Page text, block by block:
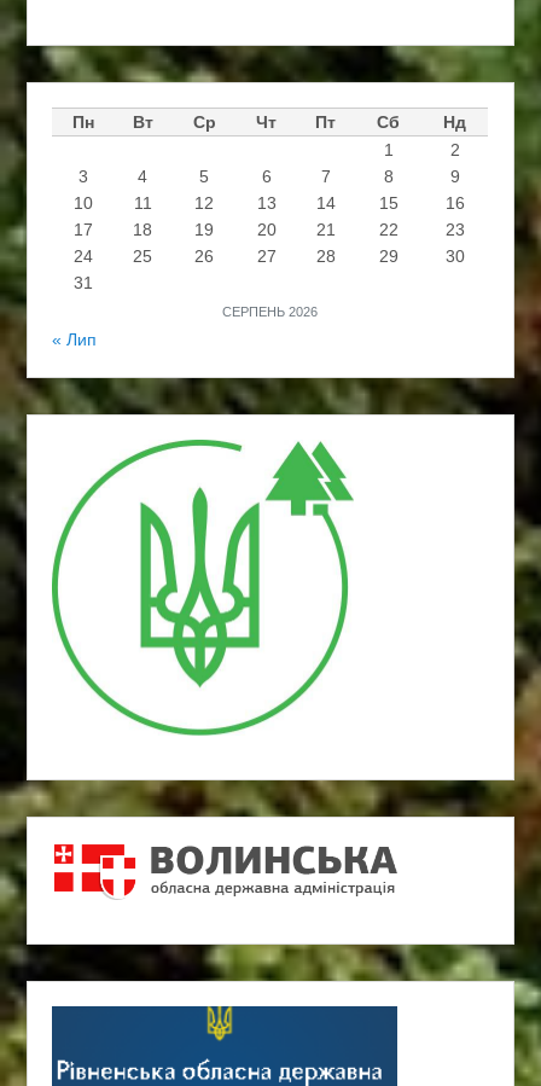
СЕРПЕНЬ 2026
Пн Вт Ср Чт Пт Сб
Нд
1
2
3
4 5 6 7 8
9
10
11 12 13 14 15
16
17
18 19 20 21 22
23
24
25 26 27 28 29
30
31
« Лип